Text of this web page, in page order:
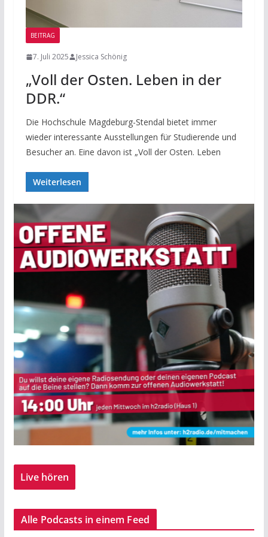
BEITRAG
7. Juli 2025 Jessica Schönig
„Voll der Osten. Leben in der
DDR.“
Die Hochschule Magdeburg-Stendal bietet immer
wieder interessante Ausstellungen für Studierende und
Besucher an. Eine davon ist „Voll der Osten. Leben
Weiterlesen
Live hören
Alle Podcasts in einem Feed